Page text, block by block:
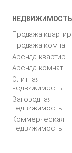
НЕДВИЖИМОСТЬ
Продажа квартир
Продажа комнат
Аренда квартир
Аренда комнат
Элитная
недвижимость
Загородная
недвижимость
Коммерческая
недвижимость